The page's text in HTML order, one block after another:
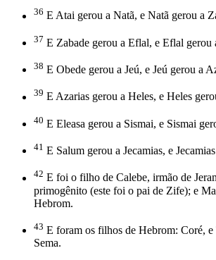
36 E Atai gerou a Natã, e Natã gerou a
37 E Zabade gerou a Eflal, e Eflal gerou
38 E Obede gerou a Jeú, e Jeú gerou a
39 E Azarias gerou a Heles, e Heles
40 E Eleasa gerou a Sismai, e Sismai
41 E Salum gerou a Jecamias, e
42 E foi o filho de Calebe, irmão de
primogênito (este foi o pai de Zife); e
Hebrom.
43 E foram os filhos de Hebrom: Coré, e
Sema.